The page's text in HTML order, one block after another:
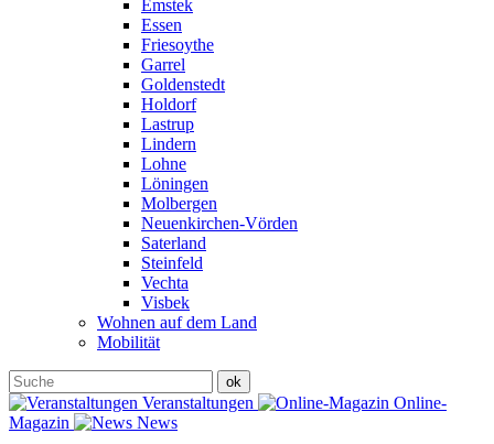
Emstek
Essen
Friesoythe
Garrel
Goldenstedt
Holdorf
Lastrup
Lindern
Lohne
Löningen
Molbergen
Neuenkirchen-Vörden
Saterland
Steinfeld
Vechta
Visbek
Wohnen auf dem Land
Mobilität
Veranstaltungen
Online-
Magazin
News